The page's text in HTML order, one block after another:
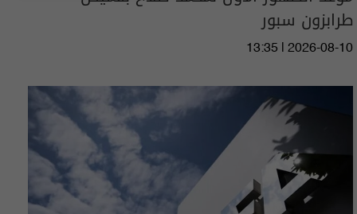
طرابزون سبور
13:35 | 2026-08-10